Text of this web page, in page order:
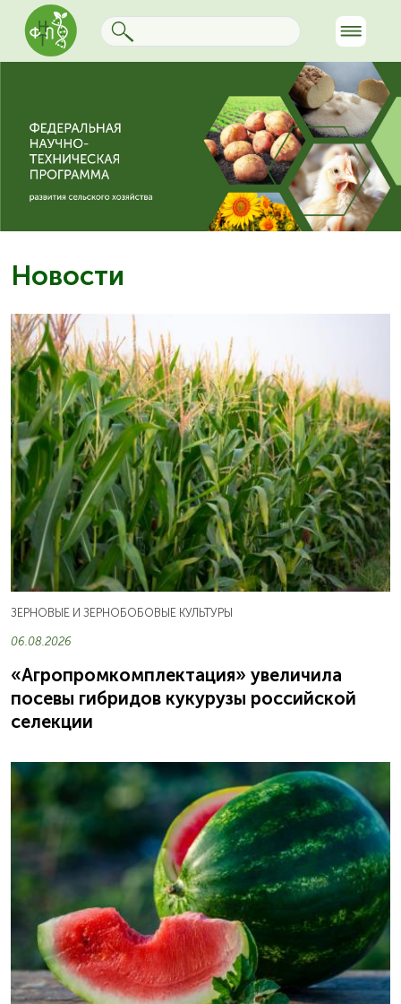
Новости
ЗЕРНОВЫЕ И ЗЕРНОБОБОВЫЕ КУЛЬТУРЫ
06.08.2026
«Агропромкомплектация» увеличила
посевы гибридов кукурузы российской
селекции